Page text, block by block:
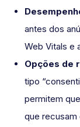
antes dos
Web Vitals e
Opções de
tipo
permitem
que recusam